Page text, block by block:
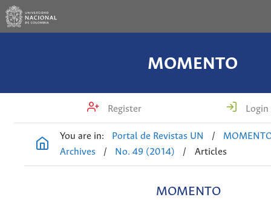
MOMENTO
Register Login
You are in: Portal de Revistas UN /
Archives
/ No. 49 (2014) / Articles
MOMENTO